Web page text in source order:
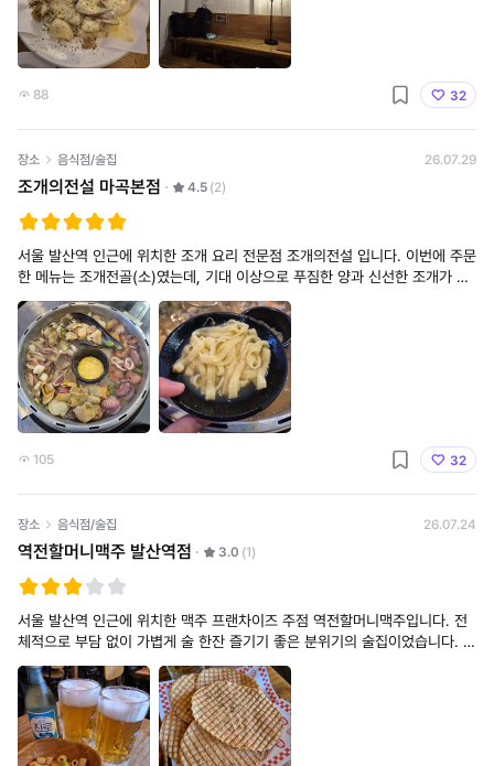
88 32
장소 음식점/술집 26.07.29
조개의전설 마곡본점 4.5 (2)
서울 발산역 인근에 위치한 조개 요리 전문점 조개의전설 입니다. 이번에 주문
한 메뉴는 조개전골(소)​였는데, 기대 이상으로 푸짐한 양과 신선한 조개가 인
상적이었습니다. 다양한 조개가 듬뿍 들어 있어 골라 먹는 재미가 있었고, 무
엇보다 국물 맛이
105 32
장소 음식점/술집 26.07.24
역전할머니맥주 발산역점 3.0 (1)
서울 발산역 인근에 위치한 맥주 프랜차이즈 주점 역전할머니맥주입니다. 전
체적으로 부담 없이 가볍게 술 한잔 즐기기 좋은 분위기의 술집이었습니다. 매
장은 창문을 활짝 개방해 개방감이 좋았는데도 에어컨을 시원하게 가동하고
있어 덥다는 느낌 없이 쾌적